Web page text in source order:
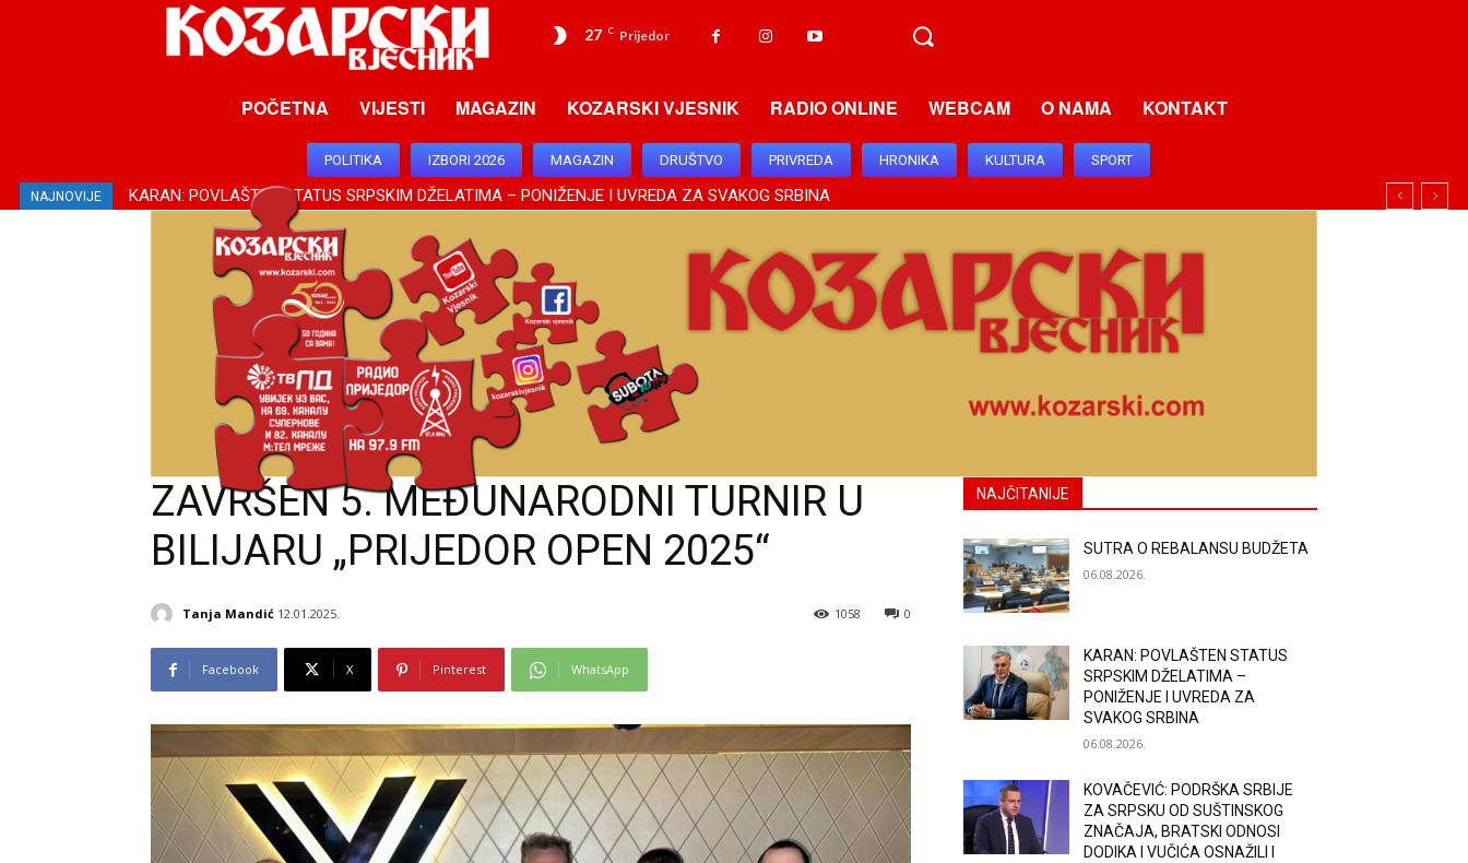
27 C Prijedor
POČETNA VIJESTI MAGAZIN KOZARSKI VJESNIK RADIO ONLINE WEBCAM O NAMA KONTAKT
POLITIKA IZBORI 2026 MAGAZIN DRUŠTVO PRIVREDA HRONIKA KULTURA SPORT
NAJNOVIJE KARAN: POVLAŠTEN STATUS SRPSKIM DŽELATIMA – PONIŽENJE I UVREDA ZA SVAKOG SRBINA
KOVAČEVIĆ: PODRŠKA SRBIJE ZA SRPSKU OD SUŠTINSKOG ZNAČAJA, BRATSKI ODNOSI DODIKA I VUČIĆA OSNAŽILI I SRBIJU I SRPSKU
ZAVRŠEN 5. MEĐUNARODNI TURNIR U
BILIJARU „PRIJEDOR OPEN 2025“
Tanja Mandić 12.01.2025. 0
1058
Facebook X Pinterest WhatsApp
NAJČITANIJE
SUTRA O REBALANSU BUDŽETA
06.08.2026.
KARAN: POVLAŠTEN STATUS
SRPSKIM DŽELATIMA –
PONIŽENJE I UVREDA ZA
SVAKOG SRBINA
06.08.2026.
KOVAČEVIĆ: PODRŠKA SRBIJE
ZA SRPSKU OD SUŠTINSKOG
ZNAČAJA, BRATSKI ODNOSI
DODIKA I VUČIĆA OSNAŽILI I